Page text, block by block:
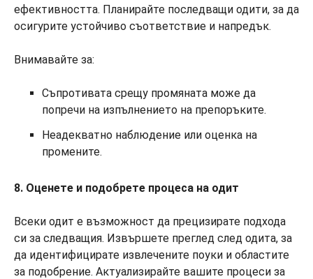
ефективността. Планирайте последващи одити, за да
осигурите устойчиво съответствие и напредък.
Внимавайте за:
Съпротивата срещу промяната може да
попречи на изпълнението на препоръките.
Неадекватно наблюдение или оценка на
промените.
8. Оценете и подобрете процеса на одит
Всеки одит е възможност да прецизирате подхода
си за следващия. Извършете преглед след одита, за
да идентифицирате извлечените поуки и областите
за подобрение. Актуализирайте вашите процеси за